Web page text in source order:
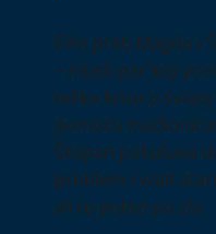
Film prati Magdu i
– mladi par koji
tešku krizu u svojoj
pomoću
Ščepan pokušava
problem i vrati
ali to polazi po zlu.